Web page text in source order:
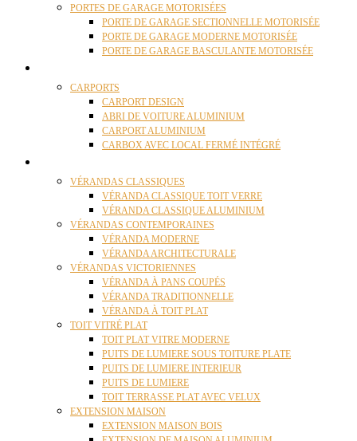
PORTES DE GARAGE MOTORISÉES
PORTE DE GARAGE SECTIONNELLE MOTORISÉE
PORTE DE GARAGE MODERNE MOTORISÉE
PORTE DE GARAGE BASCULANTE MOTORISÉE
CARPORTS
CARPORT DESIGN
ABRI DE VOITURE ALUMINIUM
CARPORT ALUMINIUM
CARBOX AVEC LOCAL FERMÉ INTÉGRÉ
VÉRANDAS CLASSIQUES
VÉRANDA CLASSIQUE TOIT VERRE
VÉRANDA CLASSIQUE ALUMINIUM
VÉRANDAS CONTEMPORAINES
VÉRANDA MODERNE
VÉRANDA ARCHITECTURALE
VÉRANDAS VICTORIENNES
VÉRANDA À PANS COUPÉS
VÉRANDA TRADITIONNELLE
VÉRANDA À TOIT PLAT
TOIT VITRÉ PLAT
TOIT PLAT VITRE MODERNE
PUITS DE LUMIERE SOUS TOITURE PLATE
PUITS DE LUMIERE INTERIEUR
PUITS DE LUMIERE
TOIT TERRASSE PLAT AVEC VELUX
EXTENSION MAISON
EXTENSION MAISON BOIS